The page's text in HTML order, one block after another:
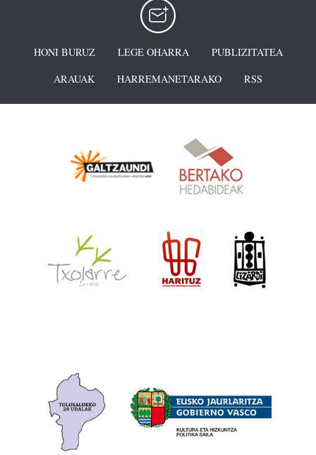
HONI BURUZ LEGE OHARRA
PUBLIZITATEA
ARAUAK
HARREMANETARAKO RSS